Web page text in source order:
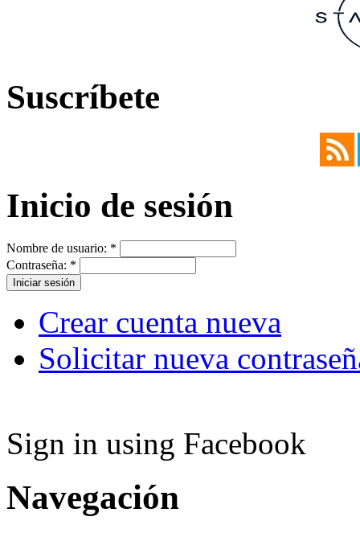
Suscríbete
Inicio de sesión
Nombre de usuario: *
Contraseña: *
Crear cuenta nueva
Solicitar nueva
Sign in using Facebook
Navegación